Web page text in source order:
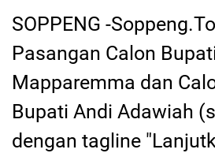
SOPPENG -
Pasangan Calon
Mapparemma dan
Bupati Andi Adawiah
dengan tagline